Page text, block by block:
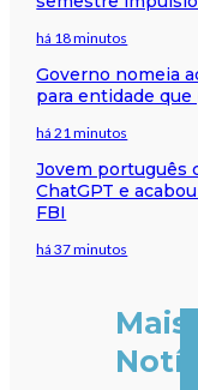
há 18 minutos
Governo nomeia
para entidade
há 21 minutos
Jovem português
ChatGPT e
FBI
há 37 minutos
Mais